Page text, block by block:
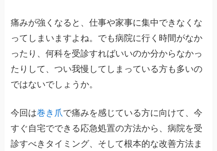
痛みが強くなると、仕事や家事に集中できなくな
ってしまいますよね。でも病院に行く時間がなか
ったり、何科を受診すればいいのか分からなかっ
たりして、つい我慢してしまっている方も多いの
ではないでしょうか。
今回は巻き爪で痛みを感じている方に向けて、今
すぐ自宅でできる応急処置の方法から、病院を受
診すべきタイミング、そして根本的な改善方法ま